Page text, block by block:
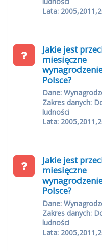
Lata:
Jakie jest
miesięczne
Polsce?
Dane:
Zakres danych:
ludności
Lata:
Jakie jest
miesięczne
Polsce?
Dane:
Zakres danych:
ludności
Lata: